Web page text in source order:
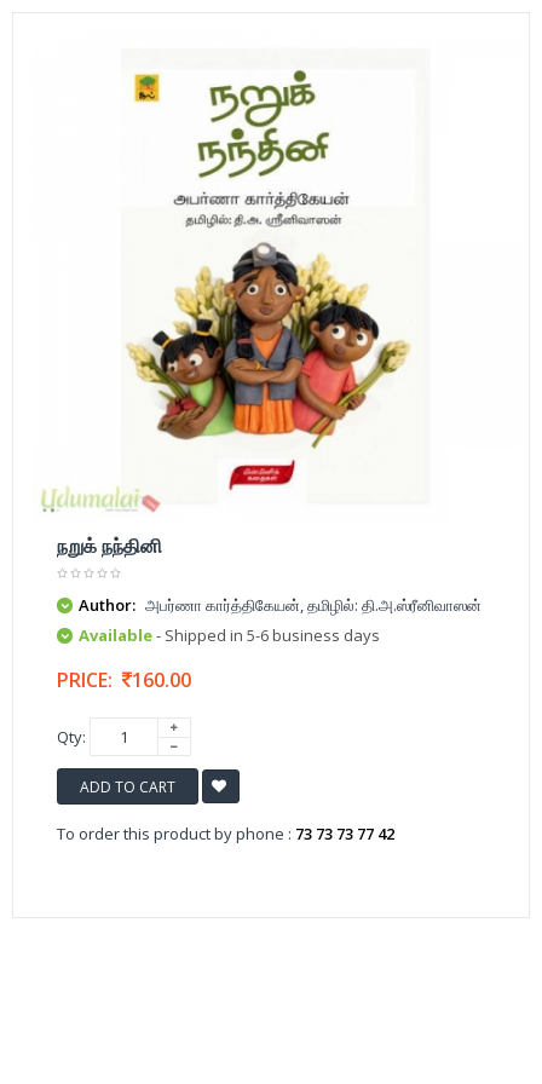
நறுக் நந்தினி
Author: அபர்ணா கார்த்திகேயன், தமிழில்: தி.அ.ஸ்ரீனிவாஸன்
Available- Shipped in 5-6 business days
PRICE: 160.00
Qty:
ADD TO CART
To order this product by phone : 73 73 73 77 42